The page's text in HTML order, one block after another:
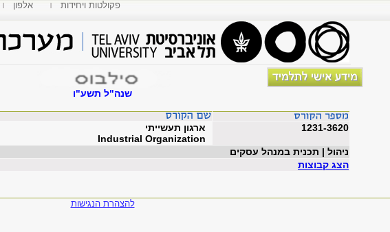
אלפון פקולטות ויחידות
שנה"ל תשע"ו
ארגון תעשייתי
Industrial Organization
1231-3620
ניהול | תכנית במנהל עסקים
הצג קבוצות
להצהרת הנגישות